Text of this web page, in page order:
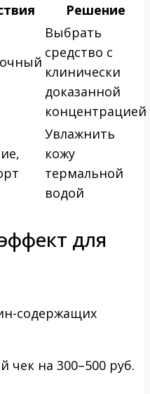
Решение
Выбрать
средство с
клинически
доказанной
концентрацией
Увлажнить
кожу
термальной
водой
для
содержащих
чек на 300–500 руб.